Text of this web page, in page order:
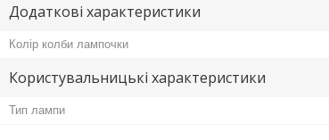
Додаткові характеристики
Колір колби лампочки
Користувальницькі характеристики
Тип лампи